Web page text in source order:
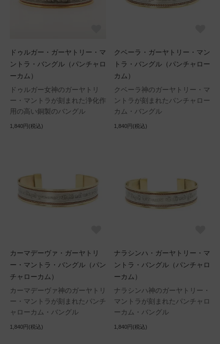
ドゥルガー・ガーヤトリー・マ
ントラ・バングル（パンチャロ
ーカム）
ドゥルガー女神のガーヤトリ
ー・マントラが刻まれた浄化作
用の高い銅製のバングル
1,840円(税込)
クベーラ・ガーヤトリー・マン
トラ・バングル（パンチャロー
カム）
クベーラ神のガーヤトリー・マ
ントラが刻まれたパンチャロー
カム・バングル
1,840円(税込)
カーマデーヴァ・ガーヤトリ
ー・マントラ・バングル（パン
チャローカム）
カーマデーヴァ神のガーヤトリ
ー・マントラが刻まれたパンチ
ャローカム・バングル
1,840円(税込)
ナラシンハ・ガーヤトリー・マ
ントラ・バングル（パンチャロ
ーカム）
ナラシンハ神のガーヤトリー・
マントラが刻まれたパンチャロ
ーカム・バングル
1,840円(税込)